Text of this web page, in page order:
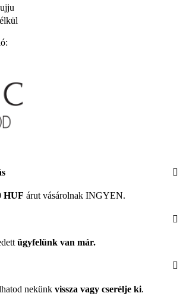
HUF árut vásárolnak INGYEN.
ügyfelünk van már.
nekünk vissza vagy cserélje ki.